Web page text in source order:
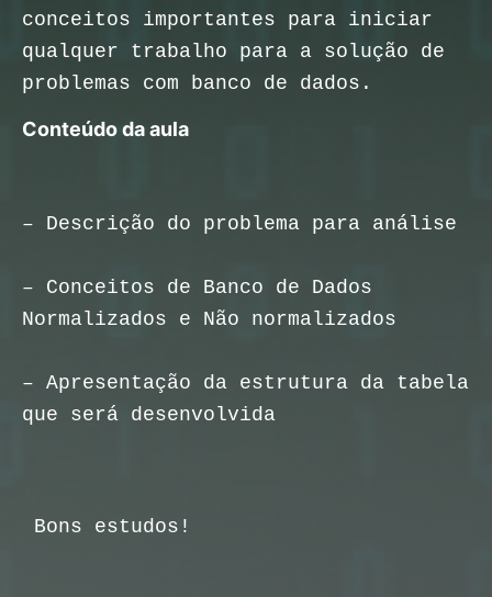
conceitos importantes para iniciar
qualquer trabalho para a solução de
problemas com banco de dados.
Conteúdo da aula
– Descrição do problema para análise
– Conceitos de Banco de Dados
Normalizados e Não normalizados
– Apresentação da estrutura da tabela
que será desenvolvida
Bons estudos!